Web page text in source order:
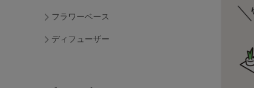
フラワーベース
ディフューザー